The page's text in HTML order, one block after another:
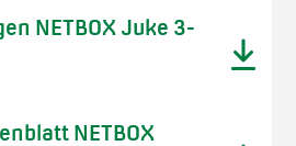
NETBOX Juke 3-
NETBOX